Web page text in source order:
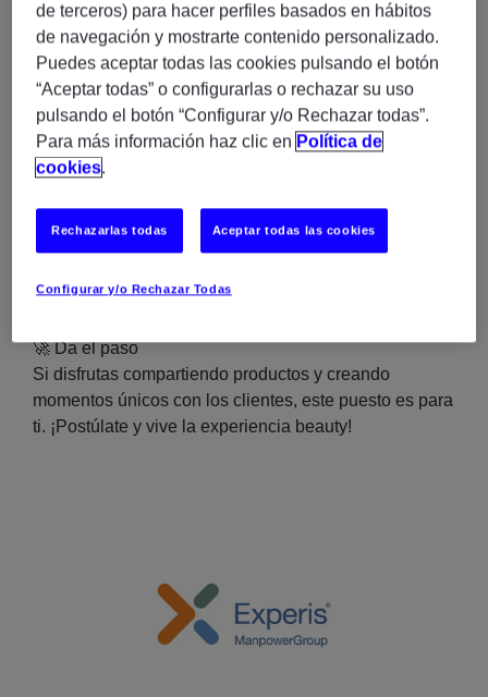
🌟Tu misión
Transmitir la experiencia beauty al cliente: invitarle a
probar productos, explicar sus beneficios y generar
confianza con tu cercanía y entusiasmo.
🔑Claves para brillar
Experiencia previa en promoción (mejor si es en
experiencias memorables.
🚀Da el paso
Si disfrutas compartiendo productos y creando
momentos únicos con los clientes, este puesto es para
ti. ¡Postúlate y vive la experiencia beauty!
de terceros) para hacer perfiles basados en hábitos
de navegación y mostrarte contenido personalizado.
Puedes aceptar todas las cookies pulsando el botón
“Aceptar todas” o configurarlas o rechazar su uso
pulsando el botón “Configurar y/o Rechazar todas”.
Para más información haz clic en Política de
cookies.
Configurar y/o Rechazar Todas
Rechazarlas todas Aceptar todas las cookies